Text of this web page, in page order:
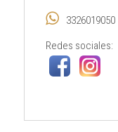
3326019050
Redes sociales: